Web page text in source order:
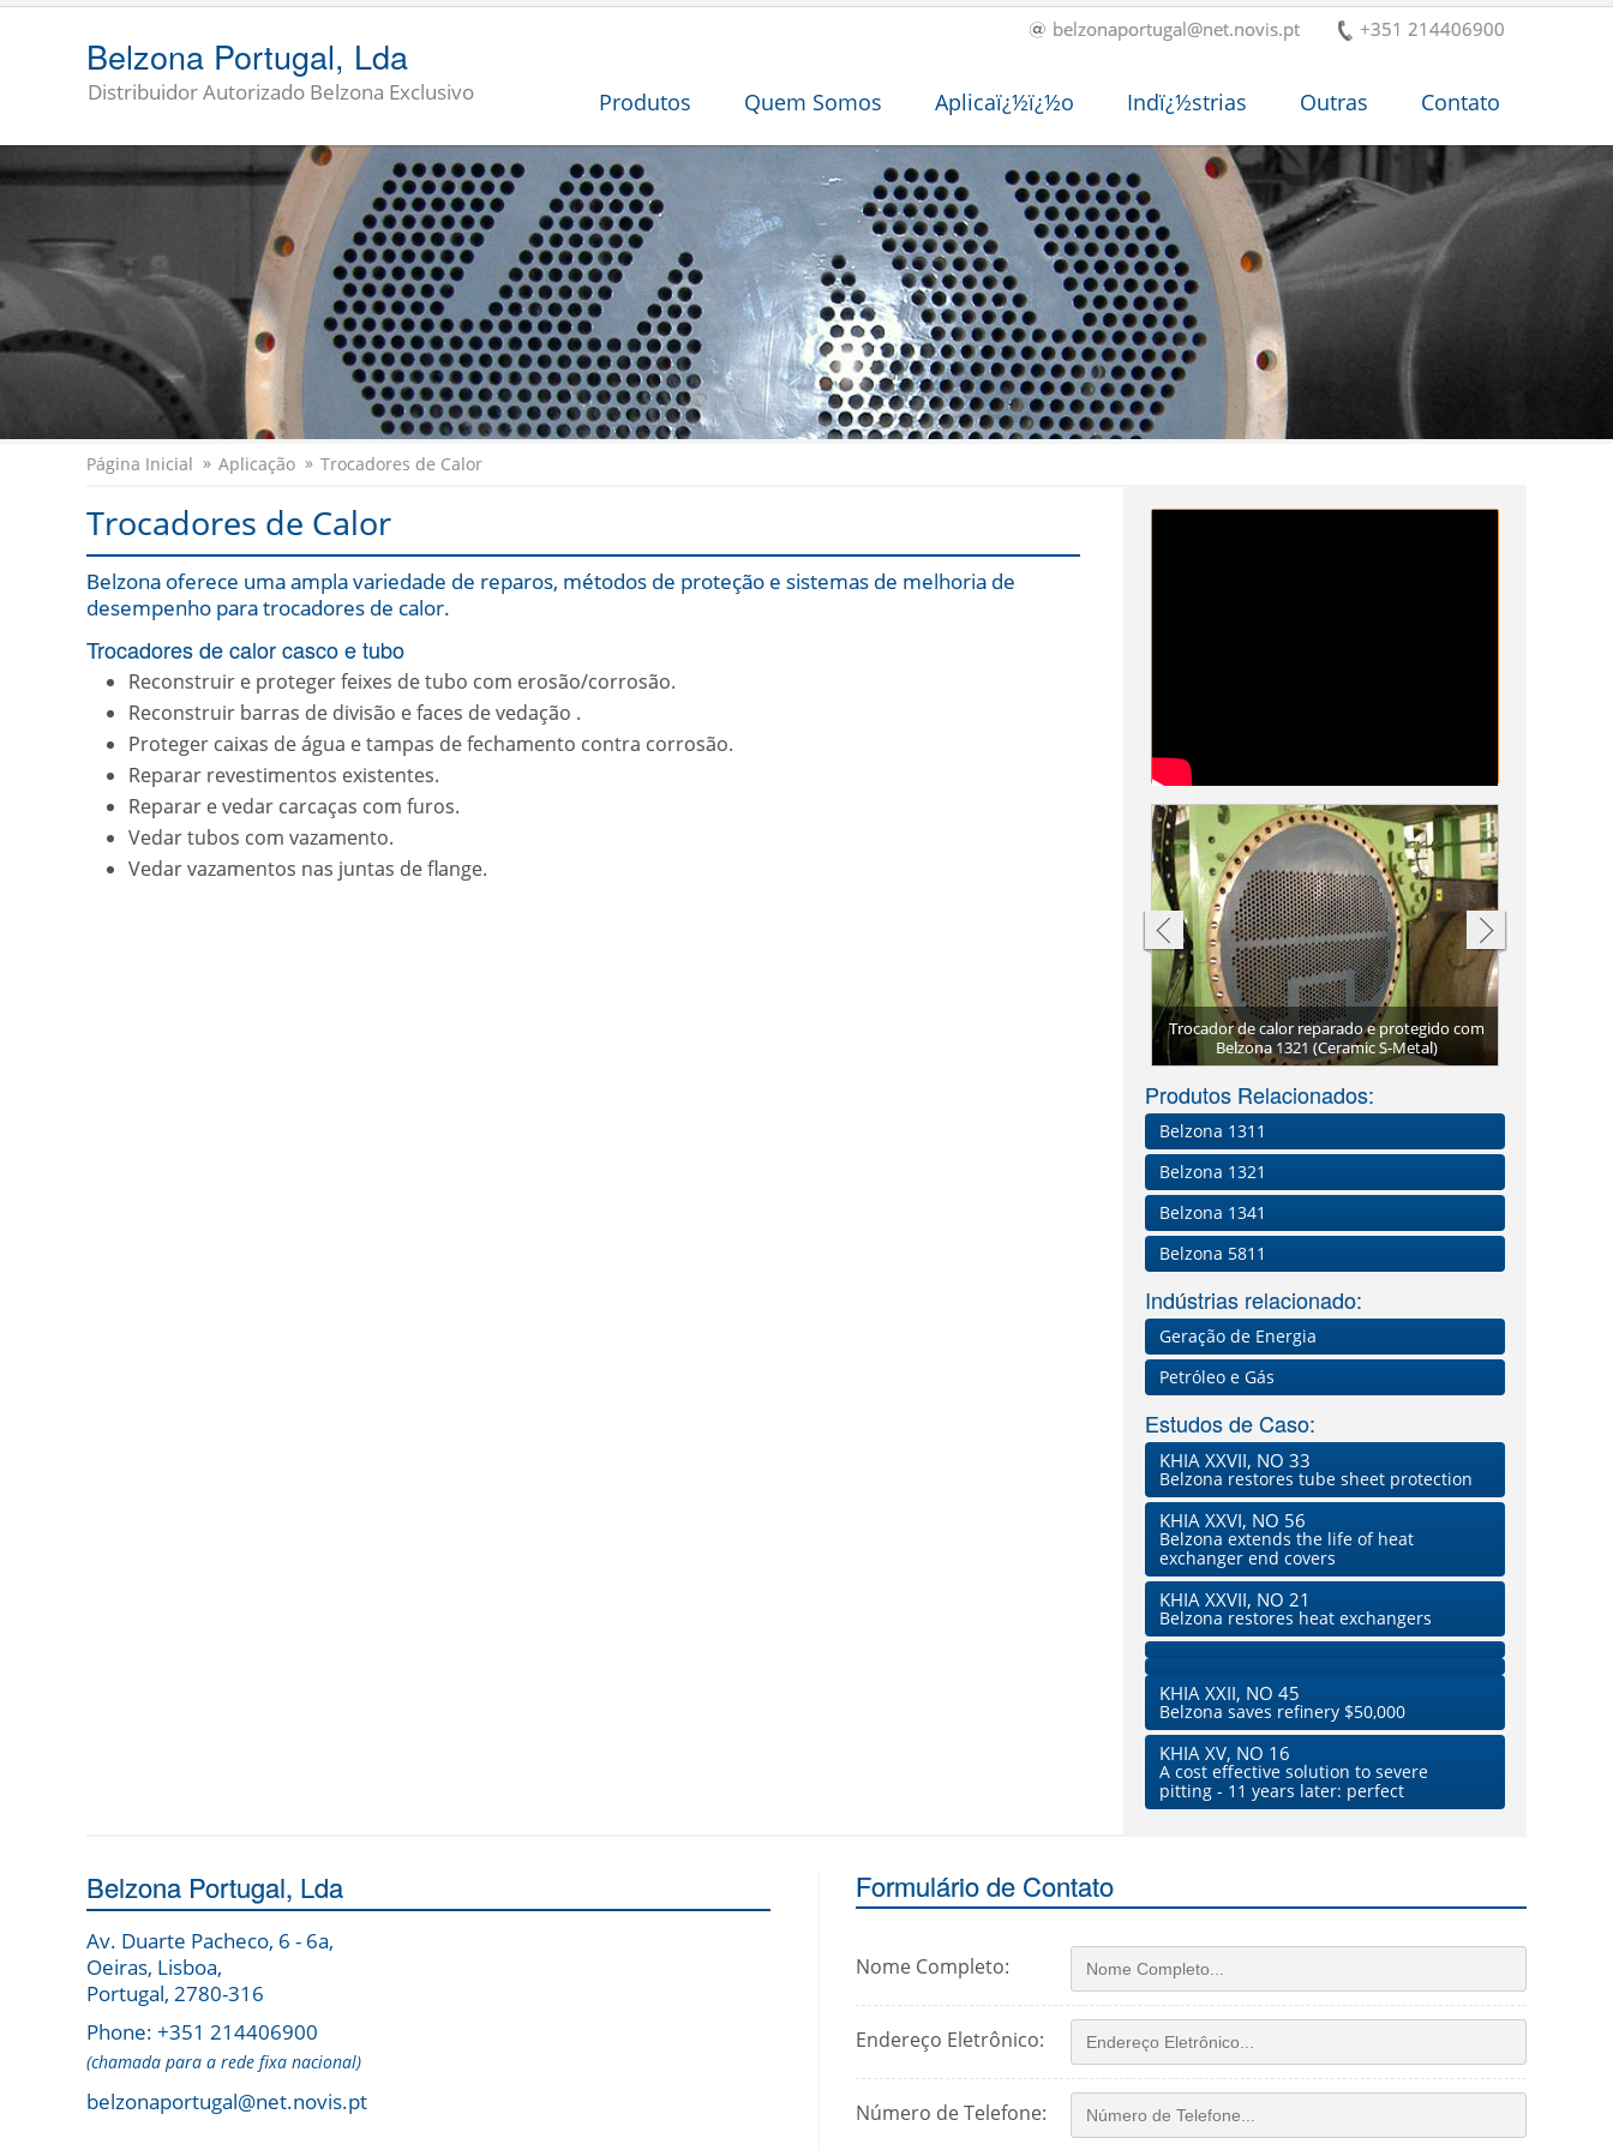
+351 214406900
belzonaportugal@net.novis.pt
Belzona Portugal, Lda
Distribuidor Autorizado Belzona Exclusivo Produtos Quem Somos Aplicaï¿½ï¿½o Indï¿½strias Outras Contato
Página Inicial Aplicação Trocadores de Calor
Trocadores de Calor
Belzona oferece uma ampla variedade de reparos, métodos de proteção e sistemas de melhoria de
desempenho para trocadores de calor.
Trocadores de calor casco e tubo
Reconstruir e proteger feixes de tubo com erosão/corrosão.
Reconstruir barras de divisão e faces de vedação .
Proteger caixas de água e tampas de fechamento contra corrosão.
Reparar revestimentos existentes.
Reparar e vedar carcaças com furos.
Vedar tubos com vazamento.
Vedar vazamentos nas juntas de flange.
Trocador de calor reparado e protegido com
Belzona 1321 (Ceramic S-Metal)
Produtos Relacionados:
Belzona 1311
Belzona 1321
Belzona 1341
Belzona 5811
Indústrias relacionado:
Geração de Energia
Petróleo e Gás
Estudos de Caso:
KHIA XXVII, NO 33
Belzona restores tube sheet protection
KHIA XXVI, NO 56
Belzona extends the life of heat
exchanger end covers
KHIA XXVII, NO 21
Belzona restores heat exchangers
KHIA XXII, NO 45
Belzona saves refinery $50,000
KHIA XV, NO 16
A cost effective solution to severe
pitting - 11 years later: perfect
Belzona Portugal, Lda
Av. Duarte Pacheco, 6 - 6a,
Oeiras, Lisboa,
Portugal, 2780-316
Phone: +351 214406900
(chamada para a rede fixa nacional)
belzonaportugal@net.novis.pt
Formulário de Contato
Nome Completo:
Endereço Eletrônico:
Número de Telefone: